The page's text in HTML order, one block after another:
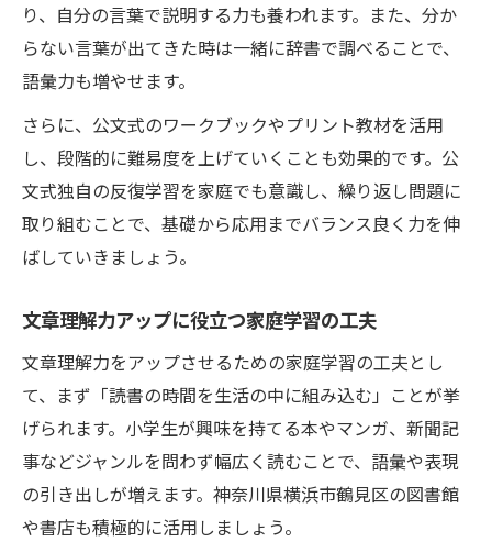
り、自分の言葉で説明する力も養われます。また、分か
らない言葉が出てきた時は一緒に辞書で調べることで、
語彙力も増やせます。
さらに、公文式のワークブックやプリント教材を活用
し、段階的に難易度を上げていくことも効果的です。公
文式独自の反復学習を家庭でも意識し、繰り返し問題に
取り組むことで、基礎から応用までバランス良く力を伸
ばしていきましょう。
文章理解力アップに役立つ家庭学習の工夫
文章理解力をアップさせるための家庭学習の工夫とし
て、まず「読書の時間を生活の中に組み込む」ことが挙
げられます。小学生が興味を持てる本やマンガ、新聞記
事などジャンルを問わず幅広く読むことで、語彙や表現
の引き出しが増えます。神奈川県横浜市鶴見区の図書館
や書店も積極的に活用しましょう。